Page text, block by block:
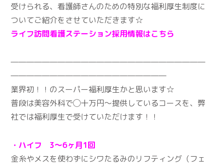
受けられる、看護師さんのための特別な福利厚生制度に
ついてご紹介をさせていただきます☆
ライフ訪問看護ステーション採用情報はこちら
―――――――――――――――――――――――――
――――――――――――――――――――
業界初！！のスーパー福利厚生かと思います☆
普段は美容外科で◯十万円〜提供しているコースを、弊
社では福利厚生で受けていただけます！！
・ハイフ 3～6ヶ月1回
金糸やメスを使わずにシワたるみのリフティング（フェ